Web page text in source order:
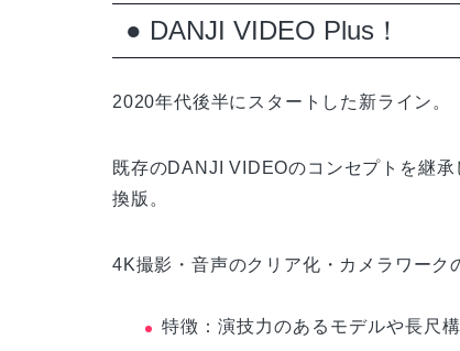
● DANJI VIDEO Plus！
2020年代後半にスタートした新ライン。
既存のDANJI VIDEOのコンセプトを継
換版。
4K撮影・音声のクリア化・カメラワーク
特徴：演技力のあるモデルや長尺